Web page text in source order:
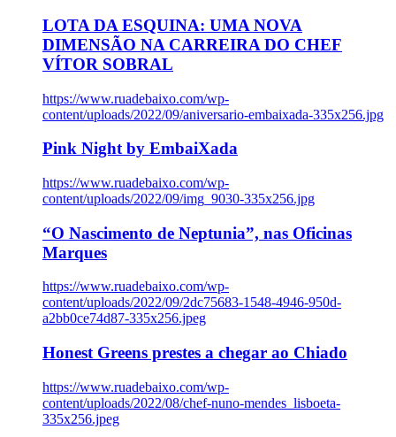
LOTA DA ESQUINA: UMA NOVA
DIMENSÃO NA CARREIRA DO CHEF
VÍTOR SOBRAL
https://www.ruadebaixo.com/wp-
content/uploads/2022/09/aniversario-embaixada-335x256.jpg
Pink Night by EmbaiXada
https://www.ruadebaixo.com/wp-
content/uploads/2022/09/img_9030-335x256.jpg
“O Nascimento de Neptunia”, nas Oficinas
Marques
https://www.ruadebaixo.com/wp-
content/uploads/2022/09/2dc75683-1548-4946-950d-
a2bb0ce74d87-335x256.jpeg
Honest Greens prestes a chegar ao Chiado
https://www.ruadebaixo.com/wp-
content/uploads/2022/08/chef-nuno-mendes_lisboeta-
335x256.jpeg